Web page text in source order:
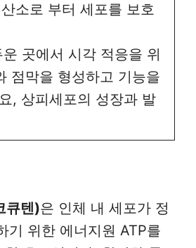
소로 부터 세포를 보호
곳에서 시각 적응을 위
점막을 형성하고 기능을
, 상피세포의 성장과 발
큐텐)은 인체 내 세포가 정
기 위한 에너지원 ATP를